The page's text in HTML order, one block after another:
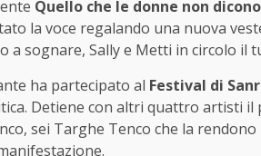
Quello che le donne non dicono
la voce regalando una nuova
a sognare, Sally e Metti in circolo il
ha partecipato al Festival di
Detiene con altri quattro artisti
sei Targhe Tenco che la